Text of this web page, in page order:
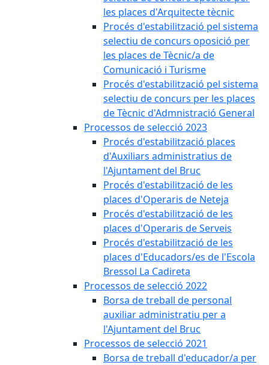
les places d'Arquitecte tècnic
Procés d'estabilització pel sistema
selectiu de concurs oposició per
les places de Tècnic/a de
Comunicació i Turisme
Procés d'estabilització pel sistema
selectiu de concurs per les places
de Tècnic d'Admnistració General
Processos de selecció 2023
Procés d'estabilització places
d'Auxiliars administratius de
l'Ajuntament del Bruc
Procés d'estabilització de les
places d'Operaris de Neteja
Procés d'estabilització de les
places d'Operaris de Serveis
Procés d'estabilització de les
places d'Educadors/es de l'Escola
Bressol La Cadireta
Processos de selecció 2022
Borsa de treball de personal
auxiliar administratiu per a
l'Ajuntament del Bruc
Processos de selecció 2021
Borsa de treball d'educador/a per